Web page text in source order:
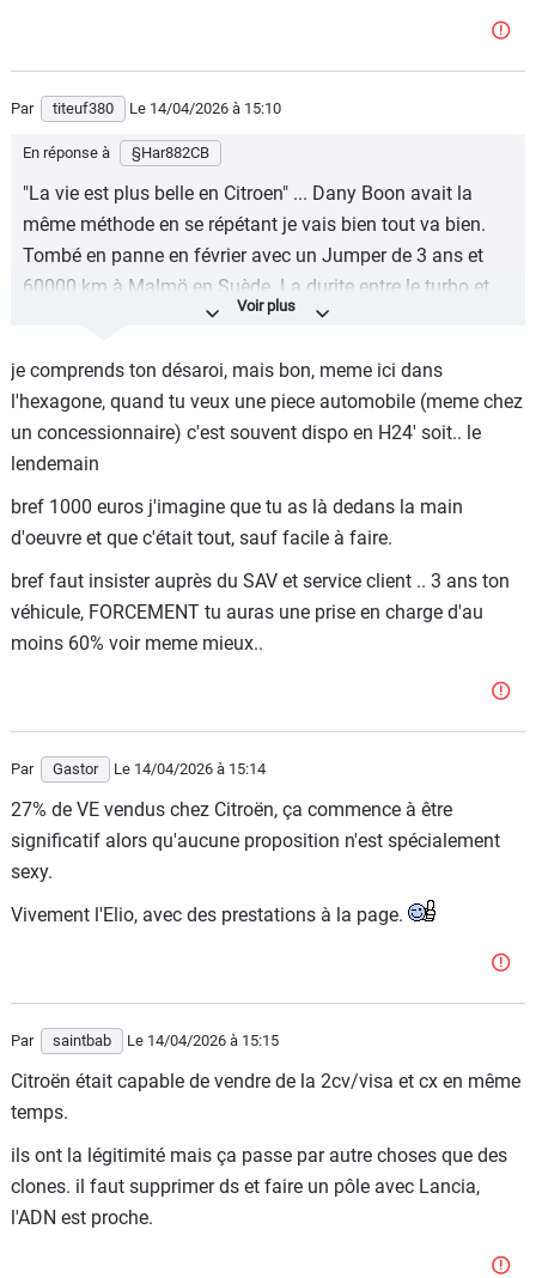
Par titeuf380 Le 14/04/2026 à 15:10
En réponse à §Har882CB
"La vie est plus belle en Citroen" ... Dany Boon avait la
même méthode en se répétant je vais bien tout va bien.
Tombé en panne en février avec un Jumper de 3 ans et
60000 km à Malmö en Suède. La durite entre le turbo et
l'intercooler a éclaté. J'appelle le service client pour
Google m'ayant indiqué que celui de Malmö était
définitivement fermé. Citroen a pris 10 minutes pour
finalement me répondre que le garage le plus proche de
Malmö en Suède était ... en Bretagne ... J'ai fini par trouver
un garage Peugeot. Le mécano nous a confié que c'était
un point faible du modèle et qu'ils en changeaient
Scandinavie, il a fallu lutter pour en trouver une en 4 jours
et la faire remplacer. Bilan 1000 euros pour un 20 cm de
alors d'imaginer la vie plus belle en Citroën. J'ai une V2 à
proposer : La vie est plus belle sans Citroën. En tout cas
ce sera mon mantra.
je comprends ton désaroi, mais bon, meme ici dans
l'hexagone, quand tu veux une piece automobile (meme chez
un concessionnaire) c'est souvent dispo en H24' soit.. le
lendemain
bref 1000 euros j'imagine que tu as là dedans la main
d'oeuvre et que c'était tout, sauf facile à faire.
bref faut insister auprès du SAV et service client .. 3 ans ton
véhicule, FORCEMENT tu auras une prise en charge d'au
moins 60% voir meme mieux..
Par Gastor Le 14/04/2026 à 15:14
27% de VE vendus chez Citroën, ça commence à être
significatif alors qu'aucune proposition n'est spécialement
sexy.
Vivement l'Elio, avec des prestations à la page.
Par saintbab Le 14/04/2026 à 15:15
Citroën était capable de vendre de la 2cv/visa et cx en même
temps.
ils ont la légitimité mais ça passe par autre choses que des
clones. il faut supprimer ds et faire un pôle avec Lancia,
l'ADN est proche.